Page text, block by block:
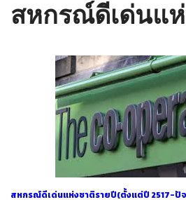
สหกรณ์ดีเด่นแ
สหกรณ์ดีเด่นแห่งชาติรายปี(ตั้งแต่ปี 2517-ปั